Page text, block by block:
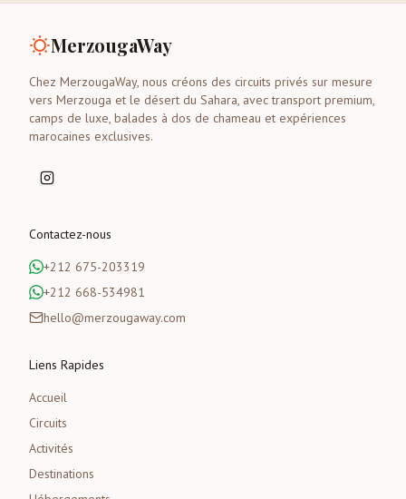
MerzougaWay
Chez MerzougaWay, nous créons des circuits privés sur mesure
vers Merzouga et le désert du Sahara, avec transport premium,
camps de luxe, balades à dos de chameau et expériences
marocaines exclusives.
Contactez-nous
+212 675-203319
+212 668-534981
hello@merzougaway.com
Liens Rapides
Accueil
Circuits
Activités
Destinations